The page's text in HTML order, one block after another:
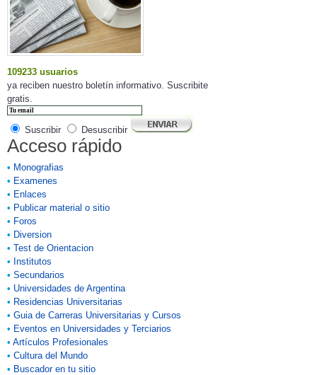
109233 usuarios
ya reciben nuestro boletín informativo. Suscribite
gratis.
Suscribir Desuscribir
Acceso rápido
• Monografias
• Examenes
• Enlaces
• Publicar material o sitio
• Foros
• Diversion
• Test de Orientacion
• Institutos
• Secundarios
• Universidades de Argentina
• Residencias Universitarias
• Guia de Carreras Universitarias y Cursos
• Eventos en Universidades y Terciarios
• Artículos Profesionales
• Cultura del Mundo
• Buscador en tu sitio